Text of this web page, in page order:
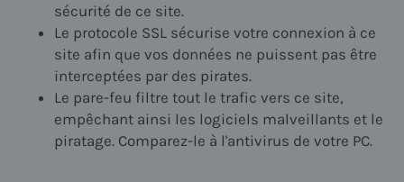
sécurité de ce site.
Le protocole SSL sécurise votre connexion à ce
site afin que vos données ne puissent pas être
interceptées par des pirates.
Le pare-feu filtre tout le trafic vers ce site,
empêchant ainsi les logiciels malveillants et le
piratage. Comparez-le à l'antivirus de votre PC.